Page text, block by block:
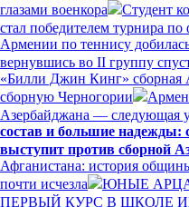
глазами военкора
Студент
стал победителем турнира
Армении по теннису
вернувшись во II группу
«Билли Джин Кинг» сборная
сборную Черногории
Азербайджана — следующая
состав и большие надежды:
выступит против сборной
Афганистана: история
почти исчезла
ЮНЫЕ
ПЕРВЫЙ КУРС В ШКОЛЕ